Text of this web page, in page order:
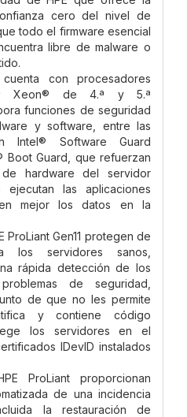
cero del nivel de
todo el firmware esencial
libre de malware o
con procesadores
Xeon® de 4.ª y 5.ª
funciones de seguridad
y software, entre las
Intel® Software Guard
Boot Guard, que refuerzan
de hardware del servidor
las aplicaciones
mejor los datos en la
ProLiant Gen11 protegen de
los servidores sanos,
rápida detección de los
de seguridad,
de que no les permite
y contiene código
los servidores en el
IDevID instalados
ProLiant proporcionan
de una incidencia
la restauración de